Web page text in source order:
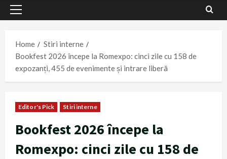
Primary
Home
Stiri interne
Bookfest 2026 începe la Romexpo: cinci zile cu 158 de
expozanți, 455 de evenimente și intrare liberă
Editor's Pick Stiri interne
Bookfest 2026 începe la
Romexpo: cinci zile cu 158 de